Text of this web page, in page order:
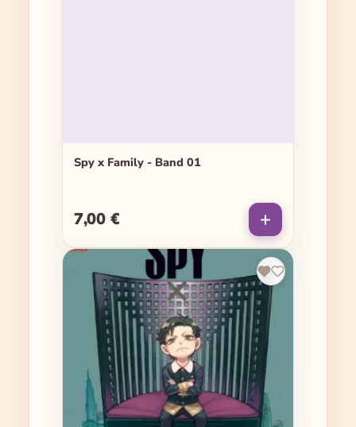
Spy x Family - Band 01
Regulärer Preis:
7,00 €